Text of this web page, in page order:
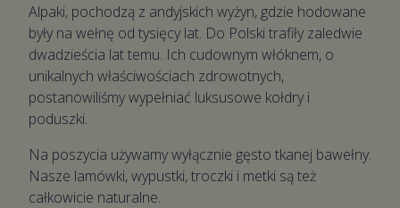
Alpaki, pochodzą z andyjskich wyżyn, gdzie hodowane
były na wełnę od tysięcy lat. Do Polski trafiły zaledwie
dwadzieścia lat temu. Ich cudownym włóknem, o
unikalnych właściwościach zdrowotnych,
postanowiliśmy wypełniać luksusowe kołdry i
poduszki.
Na poszycia używamy wyłącznie gęsto tkanej bawełny.
Nasze lamówki, wypustki, troczki i metki są też
całkowicie naturalne.